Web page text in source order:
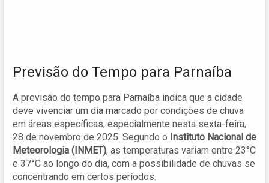
Previsão do Tempo para Parnaíba
A previsão do tempo para Parnaíba indica que a cidade
deve vivenciar um dia marcado por condições de chuva
em áreas específicas, especialmente nesta sexta-feira,
28 de novembro de 2025. Segundo o Instituto Nacional de
Meteorologia (INMET), as temperaturas variam entre 23°C
e 37°C ao longo do dia, com a possibilidade de chuvas se
concentrando em certos períodos.